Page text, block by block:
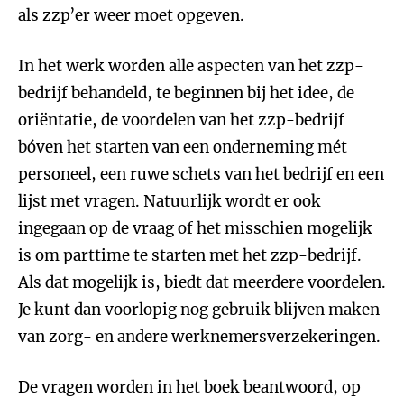
als zzp’er weer moet opgeven.
In het werk worden alle aspecten van het zzp-
bedrijf behandeld, te beginnen bij het idee, de
oriëntatie, de voordelen van het zzp-bedrijf
bóven het starten van een onderneming mét
personeel, een ruwe schets van het bedrijf en een
lijst met vragen. Natuurlijk wordt er ook
ingegaan op de vraag of het misschien mogelijk
is om parttime te starten met het zzp-bedrijf.
Als dat mogelijk is, biedt dat meerdere voordelen.
Je kunt dan voorlopig nog gebruik blijven maken
van zorg- en andere werknemersverzekeringen.
De vragen worden in het boek beantwoord, op